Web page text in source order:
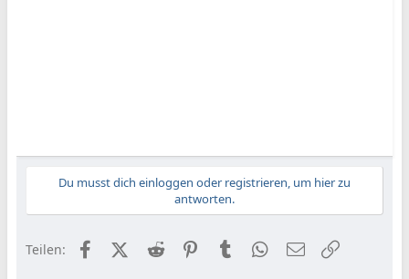
Du musst dich einloggen oder registrieren, um hier zu
antworten.
Teilen: FacebookX (Twitter)
Reddit PinterestTumblr WhatsApp
E-Mail